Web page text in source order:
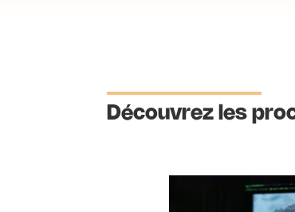
Découvrez les